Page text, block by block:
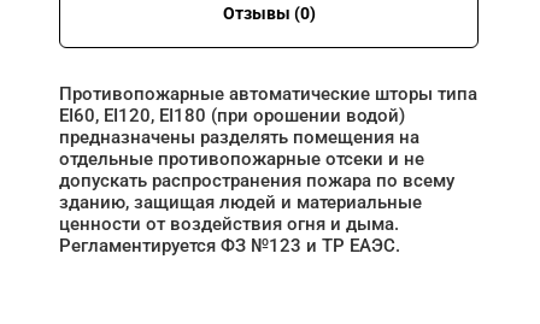
Отзывы (0)
Противопожарные автоматические шторы типа
EI60, EI120, EI180 (при орошении водой)
предназначены разделять помещения на
отдельные противопожарные отсеки и не
допускать распространения пожара по всему
зданию, защищая людей и материальные
ценности от воздействия огня и дыма.
Регламентируется ФЗ №123 и ТР ЕАЭС.